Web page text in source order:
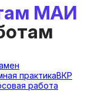
МАИ
практикаВКР
работа